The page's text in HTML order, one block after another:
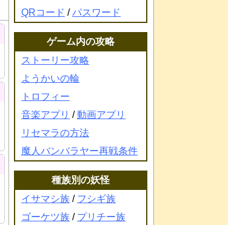
QRコード /パスワード
ゲーム内の攻略
ストーリー攻略
ようかいの輪
トロフィー
音楽アプリ /動画アプリ
リセマラの方法
魔人バンバラヤー再戦条件
種族別の妖怪
イサマシ族 / フシギ族
ゴーケツ族 / プリチー族